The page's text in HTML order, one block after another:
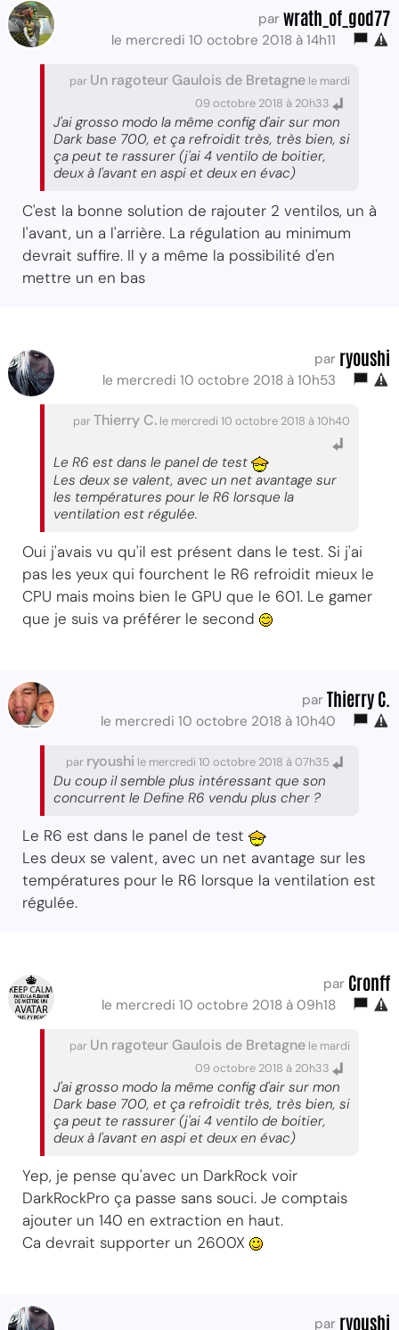
par wrath_of_god77
le mercredi 10 octobre 2018 à 14h11
par Un ragoteur Gaulois de Bretagne le mardi
09 octobre 2018 à 20h33
J'ai grosso modo la même config d'air sur mon
Dark base 700, et ça refroidit très, très bien, si
ça peut te rassurer (j'ai 4 ventilo de boitier,
deux à l'avant en aspi et deux en évac)
C'est la bonne solution de rajouter 2 ventilos, un à
l'avant, un a l'arrière. La régulation au minimum
devrait suffire. Il y a même la possibilité d'en
mettre un en bas
par ryoushi
le mercredi 10 octobre 2018 à 10h53
parThierry C. le mercredi 10 octobre 2018 à 10h40
Le R6 est dans le panel de test
Les deux se valent, avec un net avantage sur
les températures pour le R6 lorsque la
ventilation est régulée.
Oui j'avais vu qu'il est présent dans le test. Si j'ai
pas les yeux qui fourchent le R6 refroidit mieux le
CPU mais moins bien le GPU que le 601. Le gamer
que je suis va préférer le second
par Thierry C.
le mercredi 10 octobre 2018 à 10h40
par ryoushi le mercredi 10 octobre 2018 à 07h35
Du coup il semble plus intéressant que son
concurrent le Define R6 vendu plus cher ?
Le R6 est dans le panel de test
Les deux se valent, avec un net avantage sur les
températures pour le R6 lorsque la ventilation est
régulée.
par Cronff
le mercredi 10 octobre 2018 à 09h18
par Un ragoteur Gaulois de Bretagne le mardi
09 octobre 2018 à 20h33
J'ai grosso modo la même config d'air sur mon
Dark base 700, et ça refroidit très, très bien, si
ça peut te rassurer (j'ai 4 ventilo de boitier,
deux à l'avant en aspi et deux en évac)
Yep, je pense qu'avec un DarkRock voir
DarkRockPro ça passe sans souci. Je comptais
ajouter un 140 en extraction en haut.
Ca devrait supporter un 2600X
par ryoushi